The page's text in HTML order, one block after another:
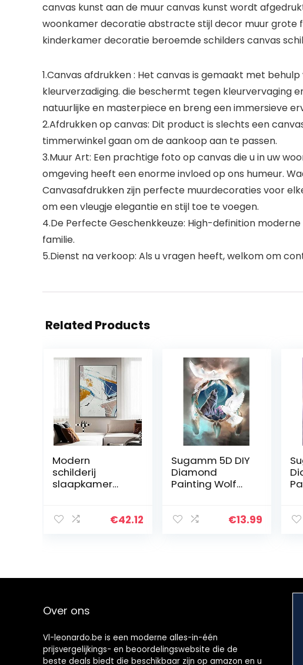
canvas kunst aan de muur canvas kunst wordt
woonkamer decoratie abstracte stijl decor muur grote
kinderkamer decoratie beroemde schilders canvas
1.Canvas afdrukken : Het canvas is gemaakt met
kleurverzadiging. die beschermt tegen kleurvervaging
natuurlijke en masterpiece en breng een immersieve
2.Afdrukken op canvas: Dit product is slechts een
timmerwinkel gaan om de aankoop aan te passen.
3.Muur Art: Een prachtige foto op canvas die u in uw
omgeving heeft een enorme invloed op ons humeur.
Canvasafdrukken zijn perfecte muurdecoraties voor
om een vleugje elegantie en stijl toe te voegen.
4.De Perfecte Geschenkkeuze: High-definition
familie.
5.Dienst na verkoop: Als u vragen heeft, welkom om
Related Products
Modern
schilderij
slaapkamer
schilderij grote
€42.12
Sugamm 5D DIY
Diamond
Painting Wolf
Schilderij
foto’s…
€13.99
Over ons
Vl-leonardo.be is een moderne alles-in-één
prijsvergelijkings- en beoordelingswebsite die de
beste deals biedt die beschikbaar zijn op amazon en u